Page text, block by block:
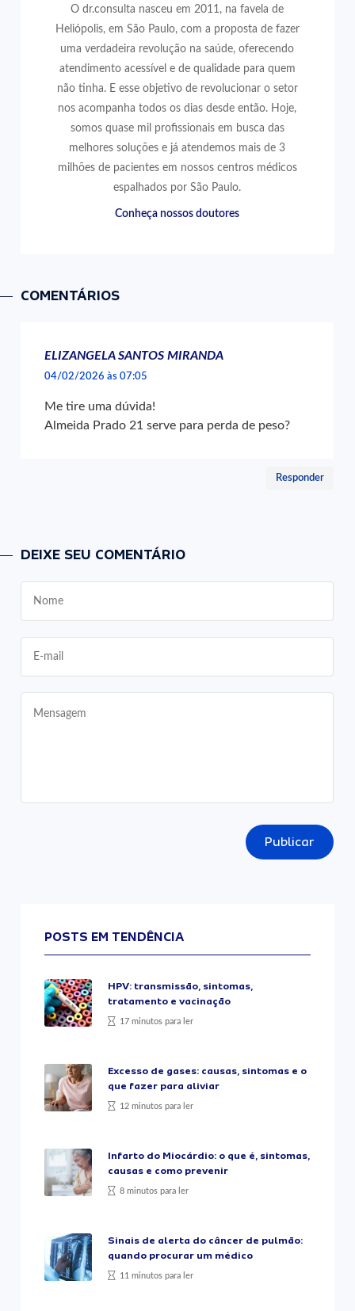
O dr.consulta nasceu em 2011, na favela de
Heliópolis, em São Paulo, com a proposta de fazer
uma verdadeira revolução na saúde, oferecendo
atendimento acessível e de qualidade para quem
não tinha. E esse objetivo de revolucionar o setor
nos acompanha todos os dias desde então. Hoje,
somos quase mil profissionais em busca das
melhores soluções e já atendemos mais de 3
milhões de pacientes em nossos centros médicos
espalhados por São Paulo.
Conheça nossos doutores
COMENTÁRIOS
ELIZANGELA SANTOS MIRANDA
04/02/2026 às 07:05
Me tire uma dúvida!
Almeida Prado 21 serve para perda de peso?
Responder
DEIXE SEU COMENTÁRIO
Publicar
POSTS EM TENDÊNCIA
HPV: transmissão, sintomas,
tratamento e vacinação
17 minutos para ler
Excesso de gases: causas, sintomas e o
que fazer para aliviar
12 minutos para ler
Infarto do Miocárdio: o que é, sintomas,
causas e como prevenir
8 minutos para ler
Sinais de alerta do câncer de pulmão:
quando procurar um médico
11 minutos para ler